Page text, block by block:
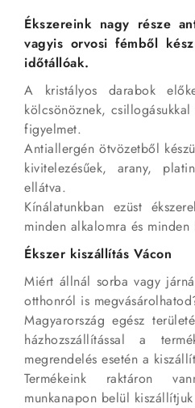
Ékszereink nagy része
vagyis orvosi fémből
időtállóak.
A kristályos darabok
kölcsönöznek,
figyelmet.
Antiallergén ötvözetből
kivitelezésűek, arany,
ellátva.
Kínálatunkban ezüst
minden alkalomra és
Ékszer kiszállítás Vácon
Miért állnál sorba vagy
otthonról is
Magyarország egész
házhozszállítással a
megrendelés esetén a
Termékeink raktáron
munkanapon belül